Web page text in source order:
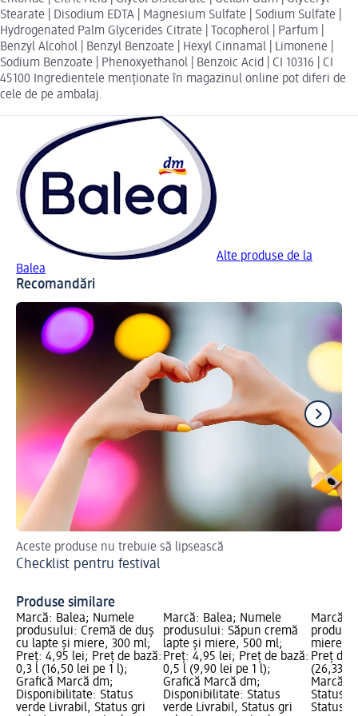
Stearate | Disodium EDTA | Magnesium Sulfate | Sodium Sulfate |
Hydrogenated Palm Glycerides Citrate | Tocopherol | Parfum |
Benzyl Alcohol | Benzyl Benzoate | Hexyl Cinnamal | Limonene |
Sodium Benzoate | Phenoxyethanol | Benzoic Acid | CI 10316 | CI
45100 Ingredientele menționate în magazinul online pot diferi de
cele de pe ambalaj.
Alte produse de la
Balea
Recomandări
Aceste produse nu trebuie să lipsească
Checklist pentru festival
Produse similare
Marcă: Balea; Numele
produsului: Cremă de duș
cu lapte și miere, 300 ml;
Preț: 4,95 lei; Preț de bază:
0,3 l (16,50 lei pe 1 l);
Grafică Marcă dm;
Disponibilitate: Status
verde Livrabil, Status gri
Marcă: Balea; Numele
produsului: Săpun cremă
lapte și miere, 500 ml;
Preț: 4,95 lei; Preț de bază:
0,5 l (9,90 lei pe 1 l);
Grafică Marcă dm;
Disponibilitate: Status
verde Livrabil, Status gri
Marcă:
miere,
Preț de
(26,33
Marcă
Status
Status